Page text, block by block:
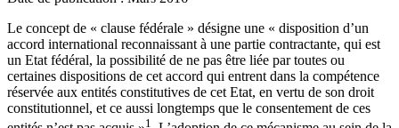
Le concept de « clause fédérale » désigne une « disposition d’un
accord international reconnaissant à une partie contractante, qui est
un Etat fédéral, la possibilité de ne pas être liée par toutes ou
certaines dispositions de cet accord qui entrent dans la compétence
réservée aux entités constitutives de cet Etat, en vertu de son droit
constitutionnel, et ce aussi longtemps que le consentement de ces
1